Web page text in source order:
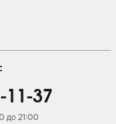
11-37
до 21:00